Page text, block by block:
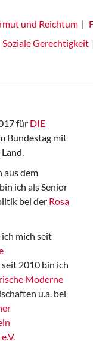
und Reichtum
Soziale Gerechtigkeit
für DIE
Bundestag mit
aus dem
ich als Senior
bei der Rosa
mich seit
2010 bin ich
Moderne
u.a. bei